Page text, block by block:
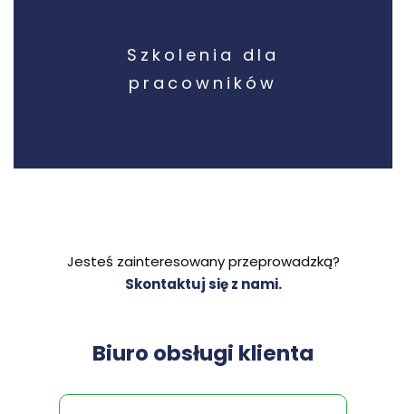
Szkolenia dla
pracowników
Jesteś zainteresowany przeprowadzką?
Skontaktuj się z nami.
Biuro obsługi klienta